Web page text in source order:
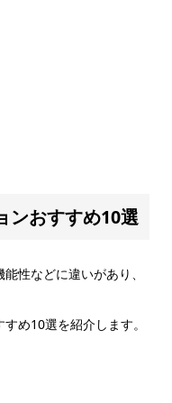
ンおすすめ10選
性などに違いがあり、
め10選を紹介します。